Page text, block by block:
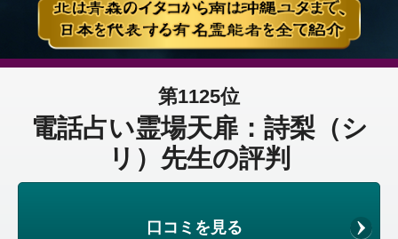
第1125位
電話占い霊場天扉：詩梨（シ
リ）先生の評判
口コミを見る